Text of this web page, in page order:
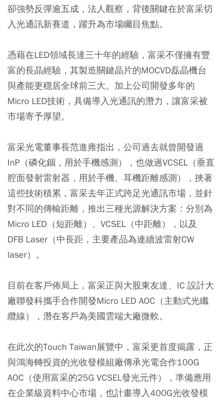
卻強勢反彈逾五成，法人觀察，背後關鍵在於富采切
入光通訊新賽道，躍升為市場矚目焦點。
憑藉在LED領域長達三十年的經驗，富采不僅擁有豐
富的長晶經驗，其製造關鍵晶片的MOCVD磊晶機台
與產能更穩居全球前三大。加上公司開發多年的
Micro LED技術，具備導入光通訊的潛力，讓富采被
市場寄予厚望。
富采光電董事長范進雍指出，公司過去就曾開發過
InP（磷化銦，用於手機感測），也做過VCSEL（垂直
腔面發射雷射器，用於手機、耳機距離感測），挾著
這些技術積累，富采去年正式跨足光通訊市場，並針
對不同的傳輸距離，推出三種光源解決方案：分別為
Micro LED（短距離）、VCSEL（中距離），以及
DFB Laser（中長距，主要產品為連續波雷射CW
laser）。
目前在客戶佈局上，富采正與大股東友達、IC 設計大
廠聯發科攜手合作開發Micro LED AOC（主動式光纖
纜線），潛在客戶為美國雲端大廠微軟。
在此次的Touch Taiwan展覽中，富采更首度揭露，正
與鴻海轉投資的光收發模組廠傳承光電合作100G
AOC（使用富采的25G VCSEL發光元件），準備應用
在企業級資料中心市場，也計畫導入400G光收發模